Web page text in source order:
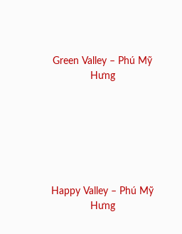
Green Valley – Phú Mỹ
Hưng
Happy Valley – Phú Mỹ
Hưng